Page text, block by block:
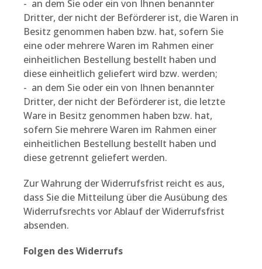
- an dem Sie oder ein von Ihnen benannter
Dritter, der nicht der Beförderer ist, die Waren in
Besitz genommen haben bzw. hat, sofern Sie
eine oder mehrere Waren im Rahmen einer
einheitlichen Bestellung bestellt haben und
diese einheitlich geliefert wird bzw. werden;
- an dem Sie oder ein von Ihnen benannter
Dritter, der nicht der Beförderer ist, die letzte
Ware in Besitz genommen haben bzw. hat,
sofern Sie mehrere Waren im Rahmen einer
einheitlichen Bestellung bestellt haben und
diese getrennt geliefert werden.
Zur Wahrung der Widerrufsfrist reicht es aus,
dass Sie die Mitteilung über die Ausübung des
Widerrufsrechts vor Ablauf der Widerrufsfrist
absenden.
Folgen des Widerrufs